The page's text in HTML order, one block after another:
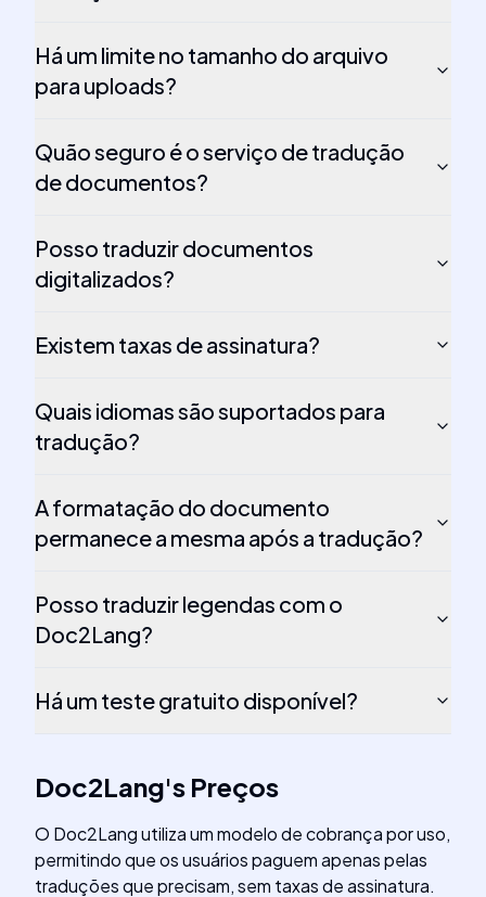
Há um limite no tamanho do arquivo
para uploads?
Quão seguro é o serviço de tradução
de documentos?
Posso traduzir documentos
digitalizados?
Existem taxas de assinatura?
Quais idiomas são suportados para
tradução?
A formatação do documento
permanece a mesma após a tradução?
Posso traduzir legendas com o
Doc2Lang?
Há um teste gratuito disponível?
Doc2Lang's Preços
O Doc2Lang utiliza um modelo de cobrança por uso,
permitindo que os usuários paguem apenas pelas
traduções que precisam, sem taxas de assinatura.